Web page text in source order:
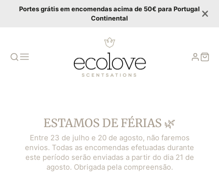
Portes grátis em encomendas acima de 50€ para Portugal
Continental
ESTAMOS DE FÉRIAS 🌿
Entre 23 de julho e 20 de agosto, não faremos
envios. Todas as encomendas efetuadas durante
este período serão enviadas a partir do dia 21 de
agosto. Obrigada pela compreensão.